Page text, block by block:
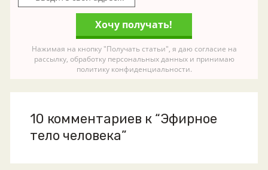
Нажимая на кнопку "Получать статьи", я даю согласие на
рассылку, обработку персональных данных и принимаю
политику конфиденциальности.
10 комментариев к “Эфирное
тело человека”